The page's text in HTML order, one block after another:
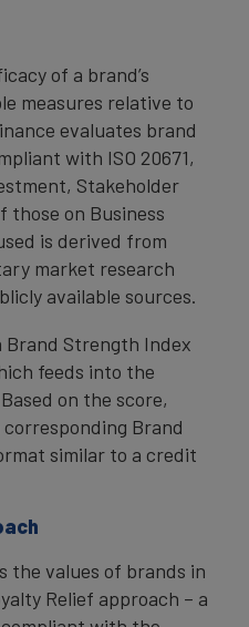
of a brand’s
measures relative to
evaluates brand
with ISO 20671,
Stakeholder
those on Business
is derived from
market research
available sources.
Brand Strength Index
feeds into the
on the score,
Brand
similar to a credit
the values of brands in
Relief approach – a